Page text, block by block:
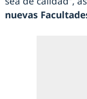
nuevas